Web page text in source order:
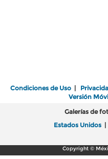
Condiciones de Uso |
Versión
Galerías de
Estados Unidos |
Copyright ©